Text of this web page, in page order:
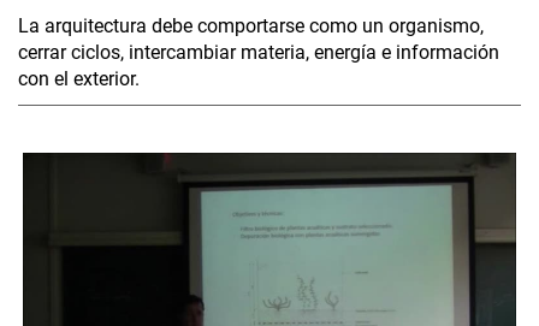
La arquitectura debe comportarse como un organismo,
cerrar ciclos, intercambiar materia, energía e información
con el exterior.